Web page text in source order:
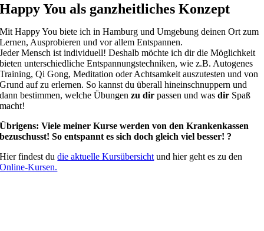
Happy You als ganzheitliches Konzept
Mit Happy You biete ich in Hamburg und Umgebung deinen Ort zum
Lernen, Ausprobieren und vor allem Entspannen.
Jeder Mensch ist individuell! Deshalb möchte ich dir die Möglichkeit
bieten unterschiedliche Entspannungstechniken, wie z.B. Autogenes
Training, Qi Gong, Meditation oder Achtsamkeit auszutesten und von
Grund auf zu erlernen. So kannst du überall hineinschnuppern und
dann bestimmen, welche Übungenzu dir passen und wasdir Spaß
macht!
Übrigens: Viele meiner Kurse werden von den Krankenkassen
bezuschusst! So entspannt es sich doch gleich viel besser! ?
Hier findest dudie aktuelle Kursübersicht und hier geht es zu den
Online-Kursen.